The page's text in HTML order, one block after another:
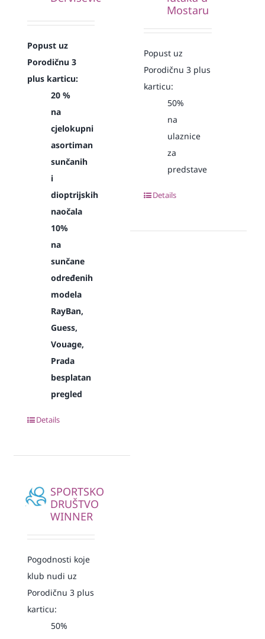
Popust uz
Porodičnu 3
plus karticu:
20 %
na
cjelokupni
asortiman
sunčanih
i
dioptrijskih
naočala
10%
na
sunčane
određenih
modela
RayBan,
Guess,
Vouage,
Prada
besplatan
pregled
Details
Mostaru
Popust uz
Porodičnu 3 plus
karticu:
50%
na
ulaznice
za
predstave
Details
SPORTSKO
DRUŠTVO
WINNER
Pogodnosti koje
klub nudi uz
Porodičnu 3 plus
karticu:
50%